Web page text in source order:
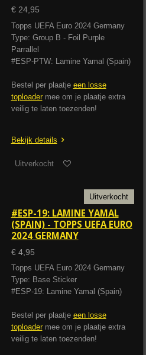
€ 24,95
Topps UEFA Euro 2024 Germany
Type: Group B - Foil Purple
Parrallel
#ESP-PTW: Lamine Yamal (Spain)
Bestel per plaatje een losse
toploadermee om je plaatje extra
veilig te laten toezenden!
Bekijk details
Uitverkocht
Uitverkocht
#ESP-19: LAMINE YAMAL
(SPAIN) - TOPPS UEFA EURO
2024 GERMANY
€ 4,95
Topps UEFA Euro 2024 Germany
Type: Base Sticker
#ESP-19: Lamine Yamal (Spain)
Bestel per plaatje een losse
toploadermee om je plaatje extra
veilig te laten toezenden!